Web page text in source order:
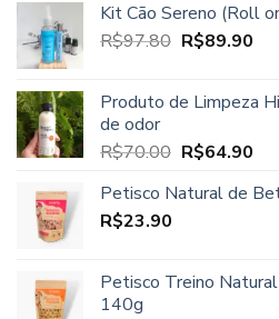
Kit Cão Sereno (Roll
R$97.80 O
era:
R$89.90O
é:
Produto de Limpeza
de odor
R$70.00 O
original
R$64.90O
Petisco Natural de
R$23.90
Petisco Treino
140g